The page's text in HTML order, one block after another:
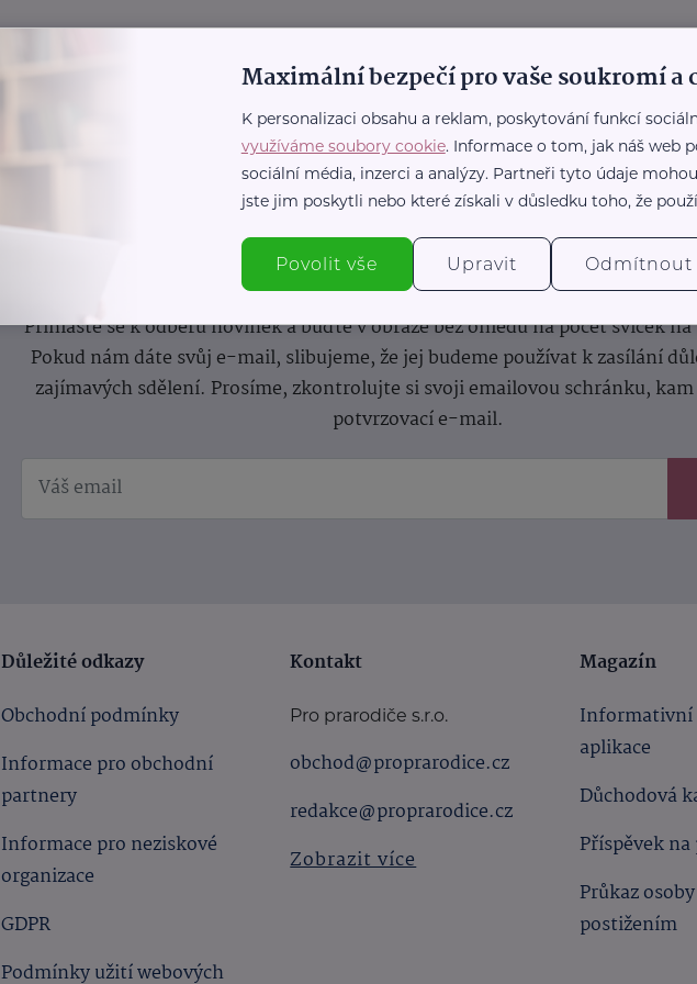
Informace(nejen)pro prarodiče
Přihlaste se k odběru novinek a buďte v obraze bez ohledu na počet svíček
Pokud nám dáte svůj e-mail, slibujeme, že jej budeme používat k zasílání
zajímavých sdělení. Prosíme, zkontrolujte si svoji emailovou schránku,
potvrzovací e-mail.
Důležité odkazy
Obchodní podmínky
Informace pro obchodní
partnery
Informace pro neziskové
organizace
GDPR
Podmínky užití webových
Kontakt
Pro prarodiče s.r.o.
obchod@proprarodice.cz
redakce@proprarodice.cz
Zobrazit více
Magazín
Informativní
aplikace
Důchodová
Příspěvek na
Průkaz
postižením
Maximální bezpečí pro vaše soukromí a
K personalizaci obsahu a reklam, poskytování funkcí
využíváme soubory cookie. Informace o tom, jak náš web
sociální média, inzerci a analýzy. Partneři tyto údaje
jste jim poskytli nebo které získali v důsledku toho, že
Povolit vše Upravit Odmítnout